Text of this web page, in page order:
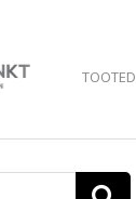
TOOTED